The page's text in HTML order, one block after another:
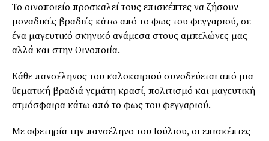
Το οινοποιείο προσκαλεί τους επισκέπτες να ζήσουν
μοναδικές βραδιές κάτω από το φως του φεγγαριού, σε
ένα μαγευτικό σκηνικό ανάμεσα στους αμπελώνες μας
αλλά και στην Οινοποιία.
Κάθε πανσέληνος του καλοκαιριού συνοδεύεται από μια
θεματική βραδιά γεμάτη κρασί, πολιτισμό και μαγευτική
ατμόσφαιρα κάτω από το φως του φεγγαριού.
Με αφετηρία την πανσέληνο του Ιούλιου, οι επισκέπτες